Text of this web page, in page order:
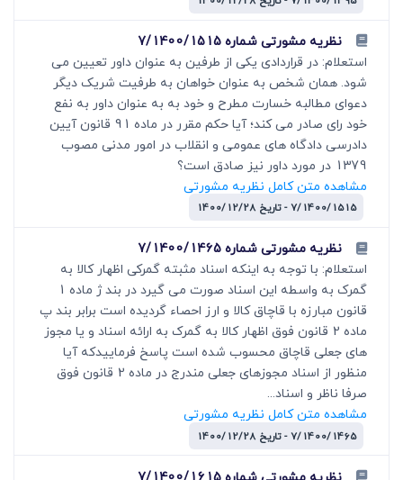
نظریه مشورتی شماره 7/1400/1515
استعلام: در قراردادی یکی از طرفین به عنوان داور تعیین می
شود. همان شخص به عنوان خواهان به طرفیت شریک دیگر
دعوای مطالبه خسارت مطرح و خود به به عنوان داور به نفع
خود رای صادر می کند؛ آیا حکم مقرر در ماده 91 قانون آیین
دادرسی دادگاه های عمومی و انقلاب در امور مدنی مصوب
1379 در مورد داور نیز صادق است؟
مشاهده متن کامل نظریه مشورتی
7/1400/1515 - تاریخ 1400/12/28
نظریه مشورتی شماره 7/1400/1465
استعلام: با توجه به اینکه اسناد مثبته گمرکی اظهار کالا به
گمرک به واسطه این اسناد صورت می گیرد در بند ژ ماده 1
قانون مبارزه با قاچاق کالا و ارز احصاء گردیده است برابر بند پ
ماده 2 قانون فوق اظهار کالا به گمرک به ارائه اسناد و یا مجوز
های جعلی قاچاق محسوب شده است پاسخ فرماییدکه آیا
منظور از اسناد مجوزهای جعلی مندرج در ماده 2 قانون فوق
صرفا ناظر و اسناد...
مشاهده متن کامل نظریه مشورتی
7/1400/1465 - تاریخ 1400/12/28